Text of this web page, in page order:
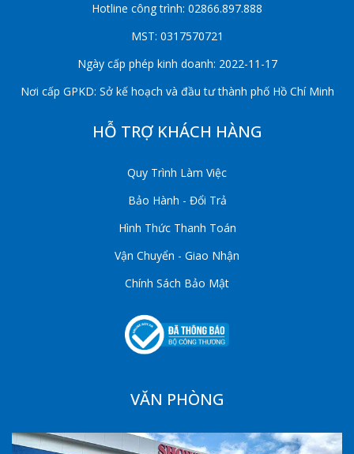
Hotline công trình: 02866.897.888
MST: 0317570721
Ngày cấp phép kinh doanh: 2022-11-17
Nơi cấp GPKD: Sở kế hoạch và đầu tư thành phố Hồ Chí Minh
HỖ TRỢ KHÁCH HÀNG
Quy Trình Làm Việc
Bảo Hành - Đổi Trả
Hình Thức Thanh Toán
Vận Chuyển - Giao Nhận
Chính Sách Bảo Mật
VĂN PHÒNG